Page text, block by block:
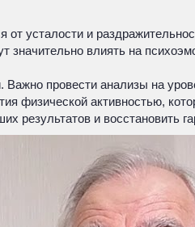
усталости и
значительно влиять на
провести анализы на
физической активностью,
результатов и восстановить